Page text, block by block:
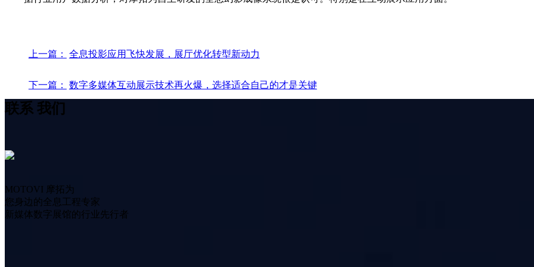
上一篇： 全息投影应用飞快发展，展厅优化转型新动力
下一篇： 数字多媒体互动展示技术再火爆，选择适合自己的才是关键
联系 我们
MOTOVI 摩拓为
您身边的全息工程专家
新媒体数字展馆的行业先行者